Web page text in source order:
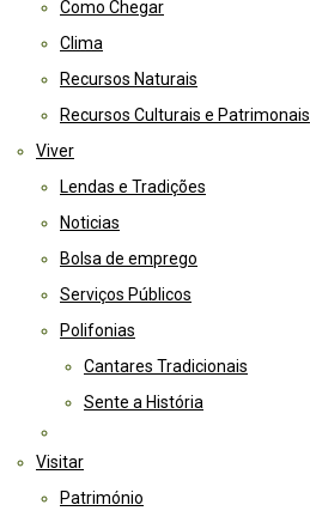
Como Chegar
Clima
Recursos Naturais
Recursos Culturais e Patrimonais
Viver
Lendas e Tradições
Noticias
Bolsa de emprego
Serviços Públicos
Polifonias
Cantares Tradicionais
Sente a História
Visitar
Património